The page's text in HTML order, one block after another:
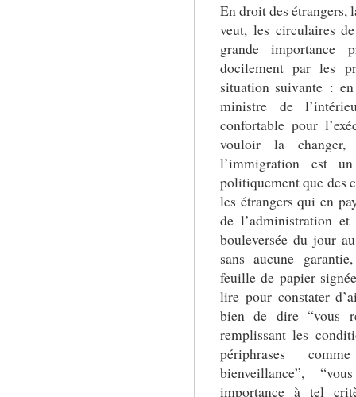
En droit des étrangers,
veut, les circulaires
grande importance
docilement par les
situation suivante :
ministre de
confortable pour
vouloir la
l’immigration est
politiquement que des
les étrangers qui en
de l’administration
bouleversée du jour
sans aucune
feuille de papier
lire pour constater
bien de dire “vous
remplissant les
périphrases
bienveillance”,
importance à tel